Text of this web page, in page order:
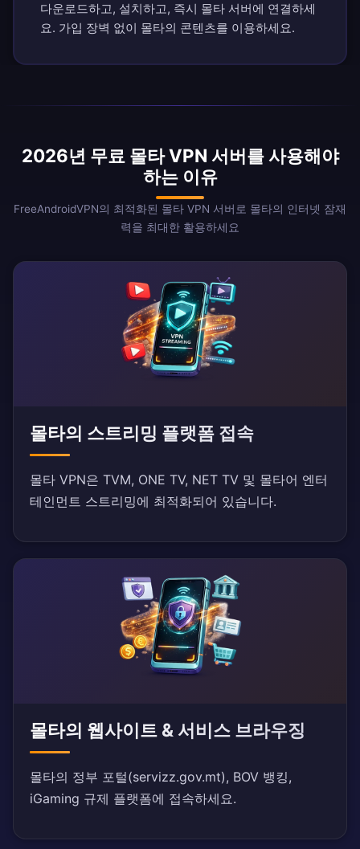
다운로드하고, 설치하고, 즉시 몰타 서버에 연결하세
요. 가입 장벽 없이 몰타의 콘텐츠를 이용하세요.
2026년 무료 몰타 VPN 서버를 사용해야
하는 이유
FreeAndroidVPN의 최적화된 몰타 VPN 서버로 몰타의 인터넷 잠재
력을 최대한 활용하세요
몰타의 스트리밍 플랫폼 접속
몰타 VPN은 TVM, ONE TV, NET TV 및 몰타어 엔터
테인먼트 스트리밍에 최적화되어 있습니다.
몰타의 웹사이트 & 서비스 브라우징
몰타의 정부 포털(servizz.gov.mt), BOV 뱅킹,
iGaming 규제 플랫폼에 접속하세요.